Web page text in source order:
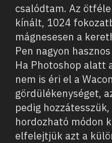
csalódtam. Az
kínált, 1024
mágnesesen a
Pen nagyon
Ha Photoshop alatt
nem is éri el a
gördülékenységet,
pedig
hordozható módon
elfelejtjük azt a